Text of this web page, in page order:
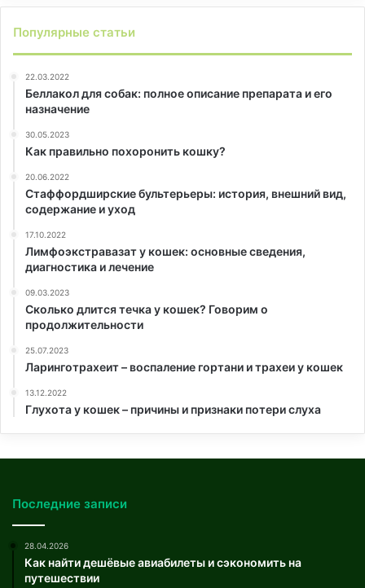
Популярные статьи
22.03.2022
Беллакол для собак: полное описание препарата и его
назначение
30.05.2023
Как правильно похоронить кошку?
20.06.2022
Стаффордширские бультерьеры: история, внешний вид,
содержание и уход
17.10.2022
Лимфоэкстравазат у кошек: основные сведения,
диагностика и лечение
09.03.2023
Сколько длится течка у кошек? Говорим о
продолжительности
25.07.2023
Ларинготрахеит – воспаление гортани и трахеи у кошек
13.12.2022
Глухота у кошек – причины и признаки потери слуха
Последние записи
28.04.2026
Как найти дешёвые авиабилеты и сэкономить на
путешествии